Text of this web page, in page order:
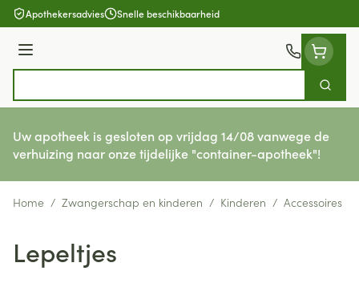
Ga naar de inhoud
Apothekersadvies Snelle beschikbaarheid
Menu
Zoek
Uw apotheek is gesloten op vrijdag 14/08 vanwege de
verhuizing naar onze tijdelijke "container-apotheek"!
Home / Zwangerschap en kinderen / Kinderen / Accessoires
Lepeltjes